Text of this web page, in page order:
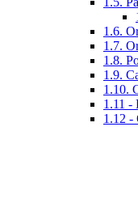
1.6.
1.7.
1.8.
1.9.
1.10.
1.11 -
1.12 -